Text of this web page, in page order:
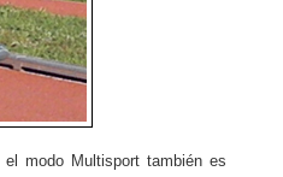
modo Multisport también es